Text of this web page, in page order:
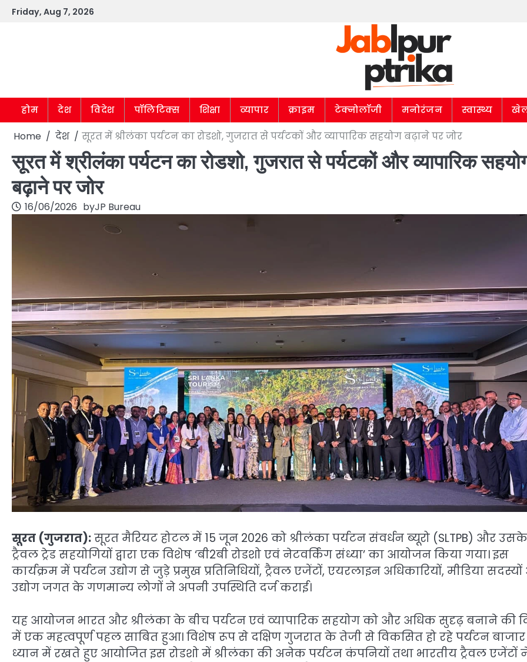
SkipFriday, Aug 7, 2026
होम देश विदेश पॉलिटिक्स शिक्षा व्यापार क्राइम टेक्नोलॉजी मनोरंजन स्वास्थ्य
Home देश सूरत में श्रीलंका पर्यटन का रोडशो, गुजरात से पर्यटकों और व्यापारिक सहयोग बढ़ाने पर जोर
सूरत में श्रीलंका पर्यटन का रोडशो, गुजरात से पर्यटकों और व्यापारिक
बढ़ाने पर जोर
16/06/2026 byJP Bureau
सूरत (गुजरात):सूरत मैरियट होटल में 15 जून 2026 को श्रीलंका पर्यटन संवर्धन ब्यूरो (SLTPB) और उसके
ट्रैवल ट्रेड सहयोगियों द्वारा एक विशेष ‘बी2बी रोडशो एवं नेटवर्किंग संध्या’ का आयोजन किया गया। इस
कार्यक्रम में पर्यटन उद्योग से जुड़े प्रमुख प्रतिनिधियों, ट्रैवल एजेंटों, एयरलाइन अधिकारियों, मीडिया
उद्योग जगत के गणमान्य लोगों ने अपनी उपस्थिति दर्ज कराई।
यह आयोजन भारत और श्रीलंका के बीच पर्यटन एवं व्यापारिक सहयोग को और अधिक सुदृढ़ बनाने की
में एक महत्वपूर्ण पहल साबित हुआ। विशेष रूप से दक्षिण गुजरात के तेजी से विकसित हो रहे पर्यटन
ध्यान में रखते हुए आयोजित इस रोडशो में श्रीलंका की अनेक पर्यटन कंपनियों तथा भारतीय ट्रैवल एजेंटों